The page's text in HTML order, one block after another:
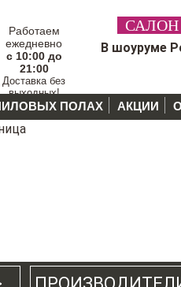
товара
Работаем
ежедневно
с 10:00 до
21:00
Доставка без
выходных!
В шоуруме
ПОЛАХ АКЦИИ